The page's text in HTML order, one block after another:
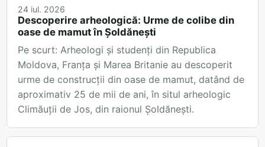
24 iul. 2026
Descoperire arheologică: Urme de colibe din
oase de mamut în Șoldănești
Pe scurt: Arheologi și studenți din Republica
Moldova, Franța și Marea Britanie au descoperit
urme de construcții din oase de mamut, datând de
aproximativ 25 de mii de ani, în situl arheologic
Climăuții de Jos, din raionul Șoldănești.